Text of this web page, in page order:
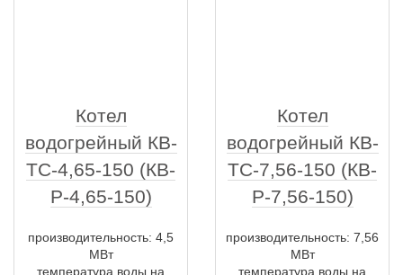
Котел
водогрейный КВ-
ТС-4,65-150 (КВ-
Р-4,65-150)
производительность: 4,5
МВт
температура воды на
Котел
водогрейный КВ-
ТС-7,56-150 (КВ-
Р-7,56-150)
производительность: 7,56
МВт
температура воды на